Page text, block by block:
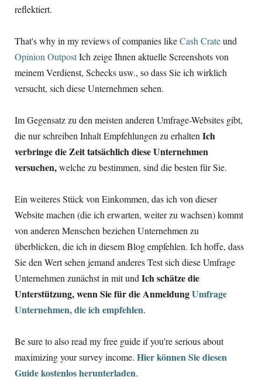
reflektiert.
That's why in my reviews of companies likeCash Crateund
Opinion OutpostIch zeige Ihnen aktuelle Screenshots von
meinem Verdienst, Schecks usw., so dass Sie ich wirklich
versucht, sich diese Unternehmen sehen.
Im Gegensatz zu den meisten anderen Umfrage-Websites gibt,
die nur schreiben Inhalt Empfehlungen zu erhalten Ich
verbringe die Zeit tatsächlich diese Unternehmen
versuchen,welche zu bestimmen, sind die besten für Sie.
Ein weiteres Stück von Einkommen, das ich von dieser
Website machen (die ich erwarten, weiter zu wachsen) kommt
von anderen Menschen beziehen Unternehmen zu
überblicken, die ich in diesem Blog empfehlen. Ich hoffe, dass
Sie den Wert sehen jemand anderes Test sich diese Umfrage
Unternehmen zunächst in mit und Ich schätze die
Unterstützung, wenn Sie für die AnmeldungUmfrage
Unternehmen, die ich empfehlen.
Be sure to also read my free guide if you're serious about
maximizing your survey income. Hier können Sie diesen
Guide kostenlos herunterladen.